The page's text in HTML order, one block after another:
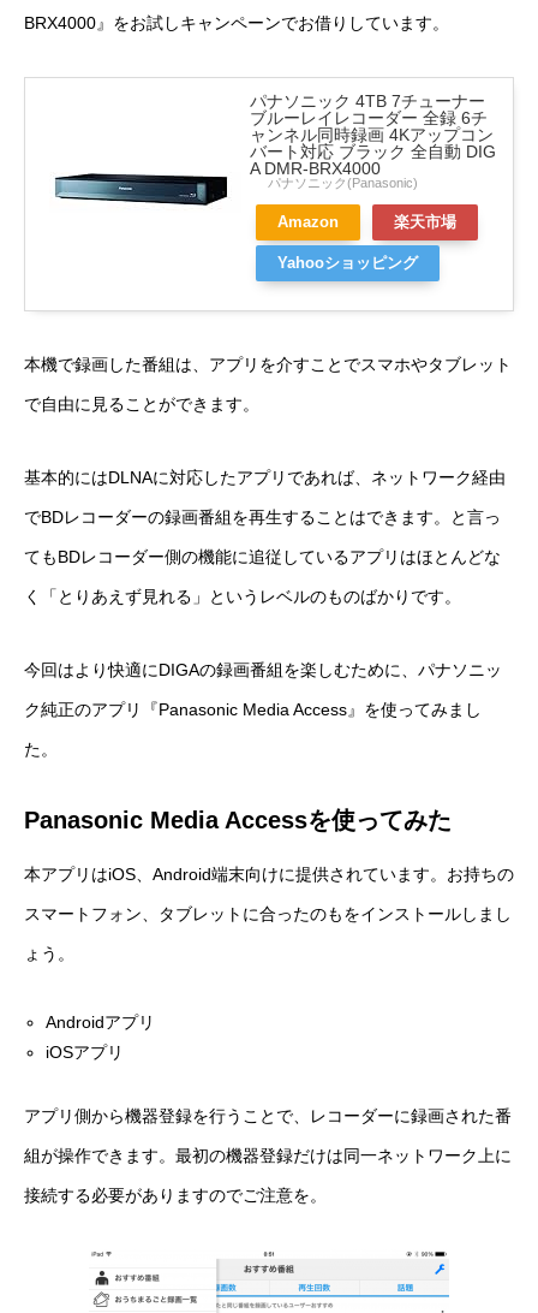
BRX4000』をお試しキャンペーンでお借りしています。
パナソニック 4TB 7チューナー
ブルーレイレコーダー 全録 6チ
ャンネル同時録画 4Kアップコン
バート対応 ブラック 全自動 DIG
A DMR-BRX4000
パナソニック(Panasonic)
Amazon 楽天市場
Yahooショッピング
本機で録画した番組は、アプリを介すことでスマホやタブレット
で自由に見ることができます。
基本的にはDLNAに対応したアプリであれば、ネットワーク経由
でBDレコーダーの録画番組を再生することはできます。と言っ
てもBDレコーダー側の機能に追従しているアプリはほとんどな
く「とりあえず見れる」というレベルのものばかりです。
今回はより快適にDIGAの録画番組を楽しむために、パナソニッ
ク純正のアプリ『Panasonic Media Access』を使ってみまし
た。
Panasonic Media Accessを使ってみた
本アプリはiOS、Android端末向けに提供されています。お持ちの
スマートフォン、タブレットに合ったのもをインストールしまし
ょう。
Androidアプリ
iOSアプリ
アプリ側から機器登録を行うことで、レコーダーに録画された番
組が操作できます。最初の機器登録だけは同一ネットワーク上に
接続する必要がありますのでご注意を。